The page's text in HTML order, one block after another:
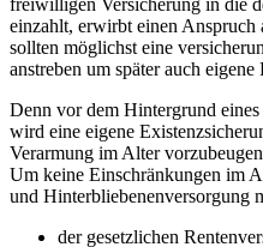
einzahlt, erwirbt einen Anspruch
sollten möglichst eine
anstreben um später auch
Denn vor dem Hintergrund
wird eine eigene
Verarmung im Alter
Um keine Einschränkungen im
und Hinterbliebenenversorgung
der gesetzlichen